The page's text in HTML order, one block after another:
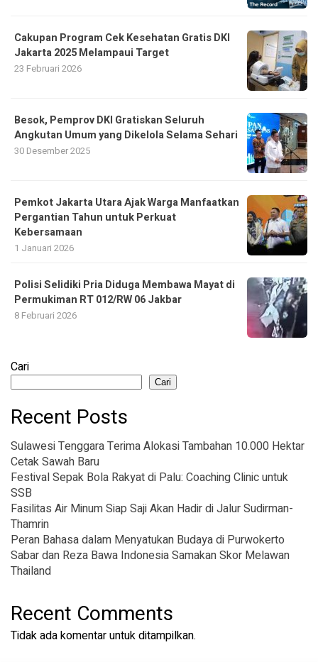
Cakupan Program Cek Kesehatan Gratis DKI
Jakarta 2025 Melampaui Target
23 Februari 2026
Besok, Pemprov DKI Gratiskan Seluruh
Angkutan Umum yang Dikelola Selama Sehari
30 Desember 2025
Pemkot Jakarta Utara Ajak Warga Manfaatkan
Pergantian Tahun untuk Perkuat
Kebersamaan
1 Januari 2026
Polisi Selidiki Pria Diduga Membawa Mayat di
Permukiman RT 012/RW 06 Jakbar
8 Februari 2026
Cari
Cari
Recent Posts
Sulawesi Tenggara Terima Alokasi Tambahan 10.000 Hektar
Cetak Sawah Baru
Festival Sepak Bola Rakyat di Palu: Coaching Clinic untuk
SSB
Fasilitas Air Minum Siap Saji Akan Hadir di Jalur Sudirman-
Thamrin
Peran Bahasa dalam Menyatukan Budaya di Purwokerto
Sabar dan Reza Bawa Indonesia Samakan Skor Melawan
Thailand
Recent Comments
Tidak ada komentar untuk ditampilkan.